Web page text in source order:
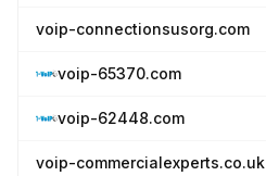
voip-connectionsusorg.com
voip-65370.com
voip-62448.com
voip-commercialexperts.co.uk